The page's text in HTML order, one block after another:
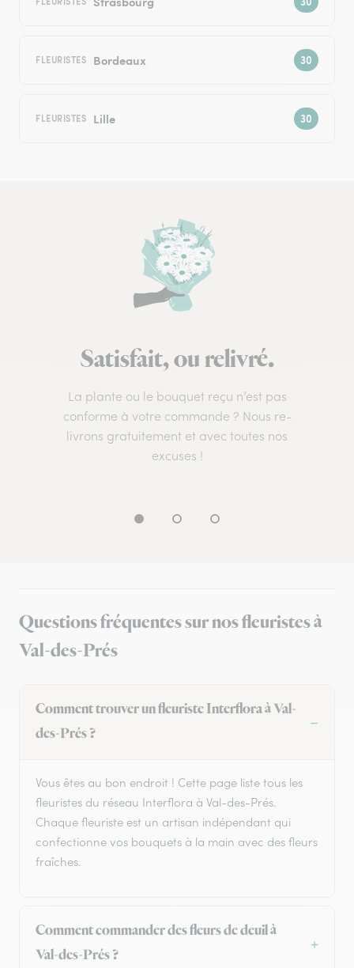
FLEURISTES Bordeaux
FLEURISTES Lille
Satisfait, ou relivré.
La plante ou le bouquet reçu n’est pas
conforme à votre commande ? Nous re-
livrons gratuitement et avec toutes nos
excuses !
Questions fréquentes sur nos fleuristes à
Val-des-Prés
Comment trouver un fleuriste Interflora à Val-
des-Prés ?
Vous êtes au bon endroit ! Cette page liste tous les
fleuristes du réseau Interflora à Val-des-Prés.
Chaque fleuriste est un artisan indépendant qui
confectionne vos bouquets à la main avec des fleurs
fraîches.
Comment commander des fleurs de deuil à
Val-des-Prés ?